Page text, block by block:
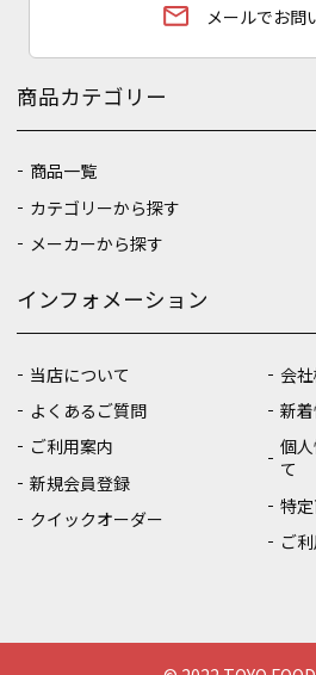
email メールでお問
商品カテゴリー
商品一覧
カテゴリーから探す
メーカーから探す
インフォメーション
当店について
よくあるご質問
ご利用案内
新規会員登録
クイックオーダー
会
新
個
て
特
ご